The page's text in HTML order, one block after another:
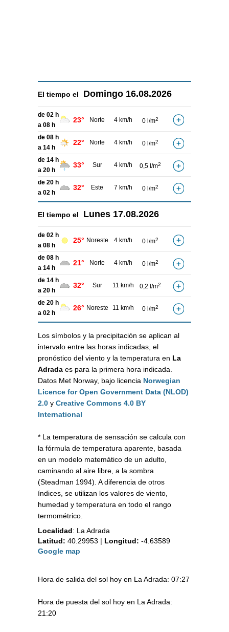
El tiempo el Domingo 16.08.2026
de 02 h
a 08 h
23° Norte 4 km/h 0 l/m2
de 08 h
a 14 h
22° Norte 4 km/h 0 l/m2
de 14 h
a 20 h
33° Sur 4 km/h 0,5 l/m2
de 20 h
a 02 h
32° Este 7 km/h 0 l/m2
El tiempo el Lunes 17.08.2026
de 02 h
a 08 h
25° Noreste 4 km/h 0 l/m2
de 08 h
a 14 h
21° Norte 4 km/h 0 l/m2
de 14 h
a 20 h
32° Sur 11 km/h 0,2 l/m2
de 20 h
a 02 h
26° Noreste 11 km/h 0 l/m2
Los símbolos y la precipitación se aplican al
intervalo entre las horas indicadas, el
pronóstico del viento y la temperatura en La
Adrada es para la primera hora indicada.
Datos Met Norway, bajo licencia Norwegian
Licence for Open Government Data (NLOD)
2.0 y Creative Commons 4.0 BY
International
* La temperatura de sensación se calcula con
la fórmula de temperatura aparente, basada
en un modelo matemático de un adulto,
caminando al aire libre, a la sombra
(Steadman 1994). A diferencia de otros
índices, se utilizan los valores de viento,
humedad y temperatura en todo el rango
termométrico.
Localidad: La Adrada
Latitud: 40.29953 | Longitud: -4.63589
Google map
Hora de salida del sol hoy en La Adrada: 07:27
Hora de puesta del sol hoy en La Adrada:
21:20